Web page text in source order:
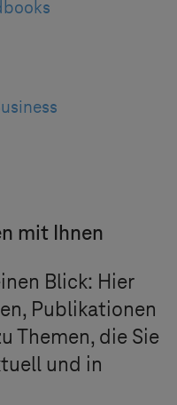
mit Ihnen
Blick: Hier
Publikationen
Themen, die Sie
und in